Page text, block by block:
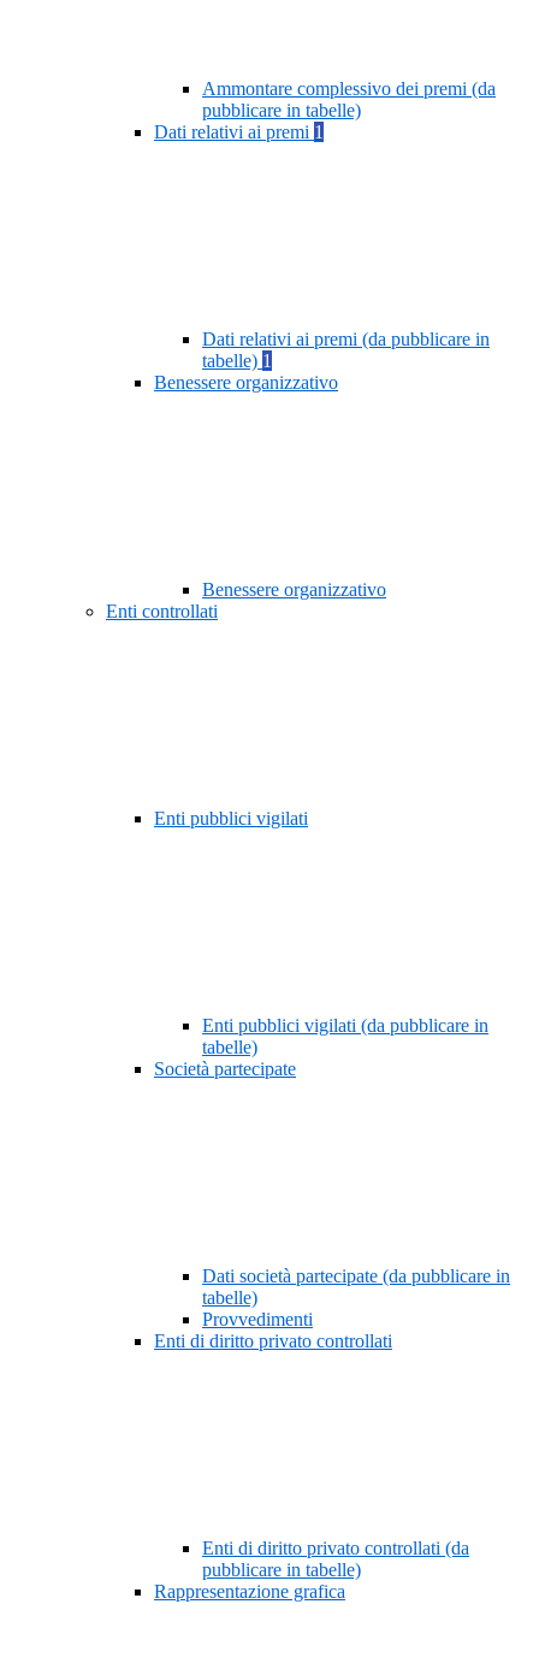
Ammontare complessivo dei premi (da
pubblicare in tabelle)
Dati relativi ai premi 1
Dati relativi ai premi (da pubblicare in
tabelle) 1
Benessere organizzativo
Benessere organizzativo
Enti controllati
Enti pubblici vigilati
Enti pubblici vigilati (da pubblicare in
tabelle)
Società partecipate
Dati società partecipate (da pubblicare in
tabelle)
Provvedimenti
Enti di diritto privato controllati
Enti di diritto privato controllati (da
pubblicare in tabelle)
Rappresentazione grafica